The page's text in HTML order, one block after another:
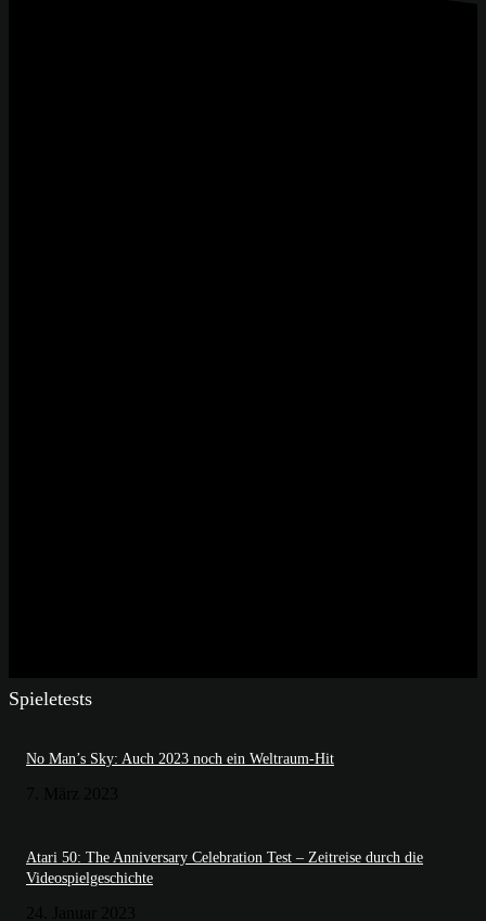
Spieletests
No Man’s Sky: Auch 2023 noch ein Weltraum-Hit
Atari 50: The Anniversary Celebration Test – Zeitreise durch die
Videospielgeschichte